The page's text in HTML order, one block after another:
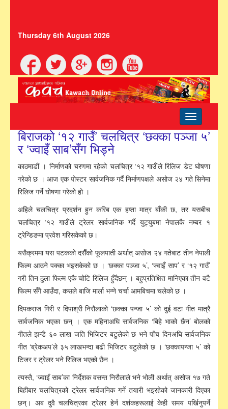
Thursday 6th August 2026
Toggle
navigation
बिराजको ‘१२ गाउँ’ चलचित्र ‘छक्का पञ्जा ५’
र ‘ज्वाइँ साब’सँग भिड्ने
काठमाडौं । निर्माणको चरणमा रहेको चलचित्र ‘१२ गाउँ’ले रिलिज डेट घोषणा
गरेको छ । आज एक पोस्टर सार्वजनिक गर्दै निर्माणपक्षले असोज २४ गते सिनेमा
रिलिज गर्ने घोषणा गरेको हो ।
अहिले चलचित्र प्रदर्शन हुन करिब एक हप्ता मात्र बाँकी छ, तर यसबीच
चलचित्र ‘१२ गाउँ’ले ट्रेलर सार्वजनिक गर्दै युट्युबमा नेपालकै नम्बर १
ट्रेन्डिङमा प्रवेश गरिसकेको छ।
यसैक्रममा यस पटकको दसैँको फूलपाती अर्थात् असोज २४ गतेबाट तीन नेपाली
फिल्म आउने पक्का भइसकेको छ । ‘छक्का पञ्जा ५’, ‘ज्वाइँ साप’ र ‘१२ गाउँ’
गरी तिन ठुला फिल्म एकै चोटि रिलिज हुँदैछन् । बहुप्रतिक्षित मानिएका तीन वटै
फिल्म सँगै आउँदा, कसले बाजि मार्ला भन्ने चर्चा आमबिचमा चलेको छ ।
दिपकराज गिरी र दिपाश्री निरौलाको ‘छक्का पन्जा ५’ को दुई वटा गीत मात्रै
सार्वजनिक भएका छन् । एक महिनाअघि सार्वजनिक ‘बिहे भाको छैन’ बोलको
गीतले झन्डै ६० लाख जति भिजिटर बटुलेको छ भने पाँच दिनअघि सार्वजनिक
गीत ‘ब्रेकअप’ले ३५ लाखभन्दा बढी भिजिटर बटुलेको छ । ‘छक्कापन्जा ५’ को
टिजर र ट्रेलर भने रिलिज भएको छैन ।
त्यस्तै, ‘ज्वाइँ साब’का निर्देशक वसन्त निरौलाले भने भोली अर्थात् असोज १७ गते
बिहीबार चलचित्रको ट्रेलर सार्वजनिक गर्ने तयारी भइरहेको जानकारी दिएका
छन्। अब दुवै चलचित्रका ट्रेलर हेर्न दर्शकहरूलाई केही समय पर्खिनुपर्ने